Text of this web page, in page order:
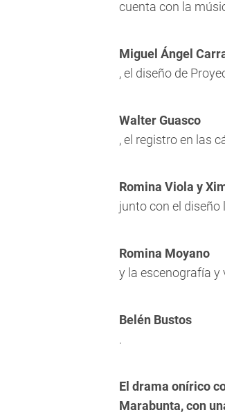
cuenta con la
Miguel Ángel
, el diseño de
Walter Guasco
, el registro en las
Romina Viola y
junto con el diseño
Romina Moyano
y la escenografía y
Belén Bustos
.
El drama onírico
Marabunta, con